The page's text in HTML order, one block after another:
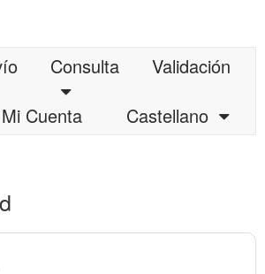
Consulta
Validación
Mi Cuenta
Castellano